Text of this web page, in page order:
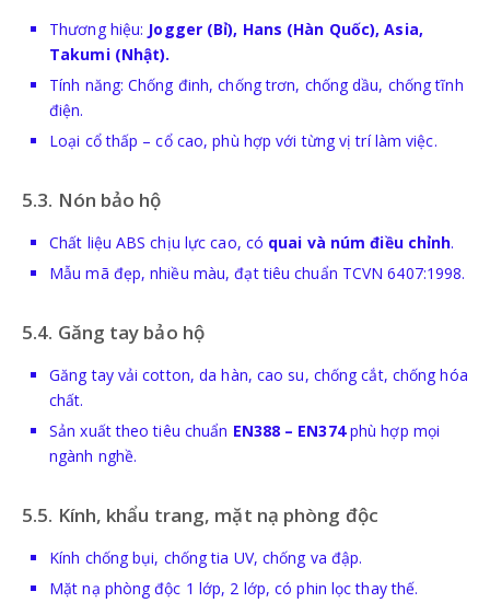
Thương hiệu: Jogger (Bỉ), Hans (Hàn Quốc), Asia,
Takumi (Nhật).
Tính năng: Chống đinh, chống trơn, chống dầu, chống tĩnh
điện.
Loại cổ thấp – cổ cao, phù hợp với từng vị trí làm việc.
5.3. Nón bảo hộ
Chất liệu ABS chịu lực cao, có quai và núm điều chỉnh.
Mẫu mã đẹp, nhiều màu, đạt tiêu chuẩn TCVN 6407:1998.
5.4. Găng tay bảo hộ
Găng tay vải cotton, da hàn, cao su, chống cắt, chống hóa
chất.
Sản xuất theo tiêu chuẩn EN388 – EN374phù hợp mọi
ngành nghề.
5.5. Kính, khẩu trang, mặt nạ phòng độc
Kính chống bụi, chống tia UV, chống va đập.
Mặt nạ phòng độc 1 lớp, 2 lớp, có phin lọc thay thế.